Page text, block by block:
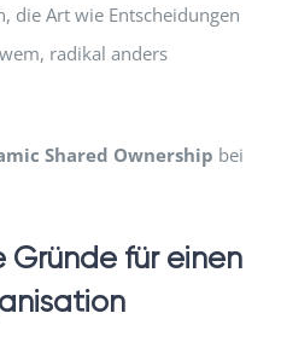
die Art wie Entscheidungen
radikal anders
Shared Ownership bei
Gründe für einen